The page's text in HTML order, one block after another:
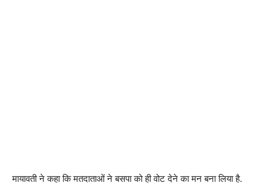
मायावती ने कहा कि मतदाताओं ने बसपा को ही वोट देने का मन बना लिया है.